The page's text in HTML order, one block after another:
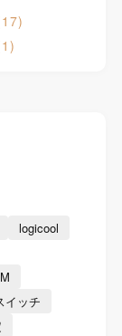
logicool
イッチ